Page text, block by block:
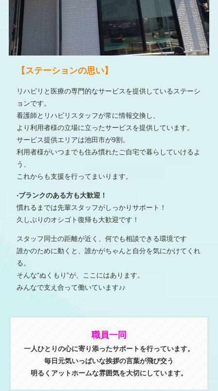
【ステーションの思い】
リハビリと医療の専門的なサービスを提供しているステーシ
ョンです。
看護師とリハビリスタッフが常に情報交換し、
より利用者様の立場に立ったサービスを提供しています。
サービス提供エリアは池田市が9割。
利用者様がいつまでも住み慣れたご自宅で暮らしていけるよ
う、
これからも支援を行ってまいります。
‧ブランクのある⽅も⼤歓迎！
慣れるまでは先輩スタッフがしっかりサポート！
久しぶりのオシゴト復帰も⼤歓迎です！
スタッフ同士の距離が近く、何でも相談できる環境です
誰かのために動くと、誰かがちゃんと自分を気にかけてくれ
る。
そんな“ぬくもり”が、ここにはあります。
みんなで支え合って働いています♪♪
職員一同
一人ひとりの心に寄り添ったサポートを行っています。
毎日元気いっぱいな挨拶の言葉が飛び交う
明るくアットホームな雰囲気を大切にしています。